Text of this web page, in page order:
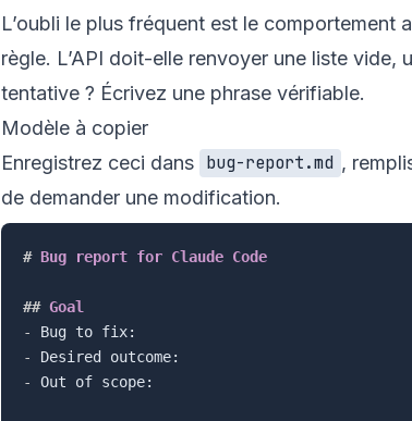
L’oubli le plus fréquent est le comportement
règle. L’API doit-elle renvoyer une liste
tentative ? Écrivez une phrase vérifiable.
Modèle à copier
Enregistrez ceci dans bug-report.md ,
de demander une modification.
# Bug report for Claude Code
## Goal
-
-
-
Out of scope: